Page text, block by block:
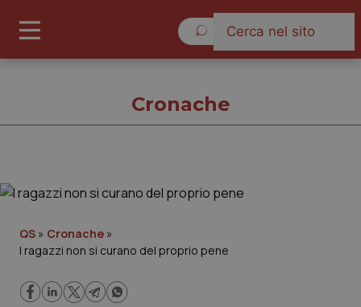
Cronache
Cronache
QS » Cronache »
I ragazzi non si curano del proprio pene